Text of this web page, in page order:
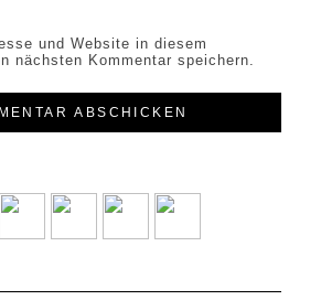
und Website in diesem
nächsten Kommentar speichern.